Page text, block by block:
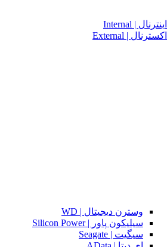
اینترنال | Internal
اکسترنال | External
وسترن دیجیتال | WD
سیلیکون پاور | Silicon Power
سیگیت | Seagate